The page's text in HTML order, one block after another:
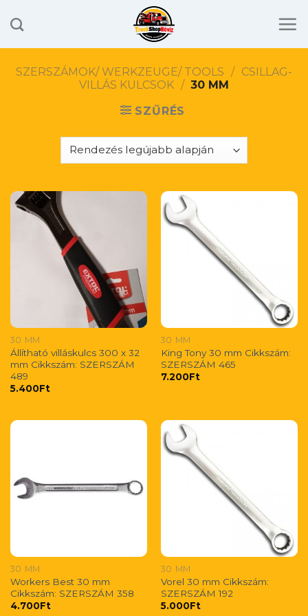
to
SZERSZÁMOK/ WERKZEUGE/ TOOLS / CSILLAG-
VILLÁS KULCSOK / 30 MM
SZŰRÉS
30 MM
Állítható villáskulcs 300 x 32
mm Cikkszám: SZERSZÁM
489
5.400Ft
30 MM
King Tony 30 mm Cikkszám:
SZERSZÁM 465
7.200Ft
30 MM
Workers Best 30 mm
Cikkszám: SZERSZÁM 358
4.700Ft
30 MM
Vorel 30 mm Cikkszám:
SZERSZÁM 192
5.000Ft